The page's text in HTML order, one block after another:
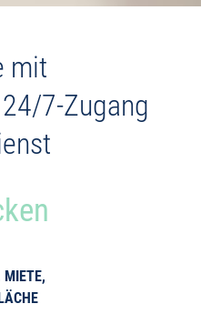
mit
7-Zugang
MIETE,